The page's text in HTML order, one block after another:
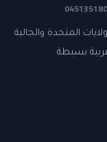
المتحدة والجالية
بسيطة.